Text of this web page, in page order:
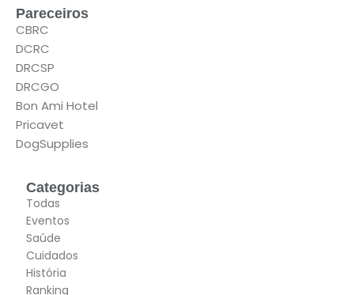
Pareceiros
CBRC
DCRC
DRCSP
DRCGO
Bon Ami Hotel
Pricavet
DogSupplies
Categorias
Todas
Eventos
Saúde
Cuidados
História
Ranking